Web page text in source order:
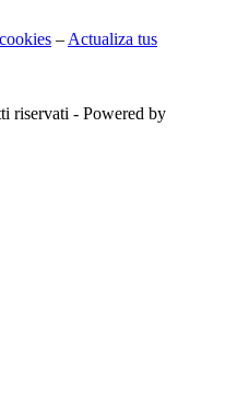
– Actualiza tus
riservati - Powered by